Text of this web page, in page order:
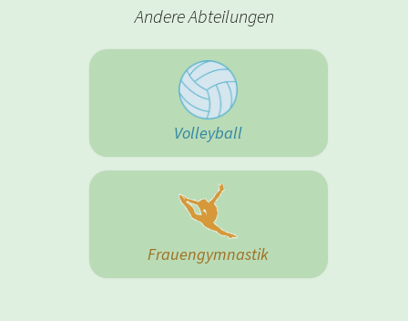
Andere Abteilungen
Volleyball
Frauengymnastik